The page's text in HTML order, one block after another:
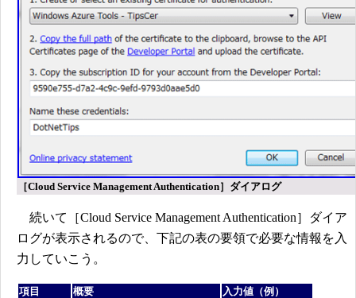
［Cloud Service Management Authentication］ダイアログ
続いて［Cloud Service Management Authentication］ダイア
ログが表示されるので、下記の表の要領で必要な情報を入
力していこう。
項目 概要
入力値（例）